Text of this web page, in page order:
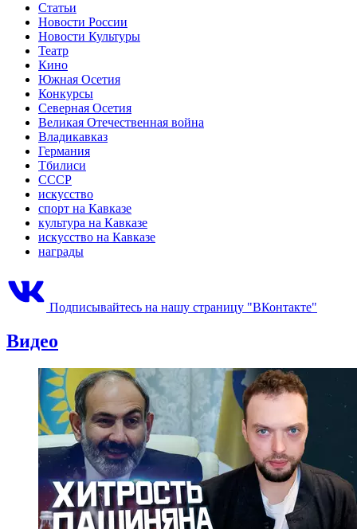
Статьи
Новости России
Новости Культуры
Театр
Кино
Южная Осетия
Конкурсы
Северная Осетия
Великая Отечественная война
Владикавказ
Германия
Тбилиси
СССР
искусство
спорт на Кавказе
культура на Кавказе
искусство на Кавказе
награды
Подписывайтесь на нашу страницу "ВКонтакте"
Видео